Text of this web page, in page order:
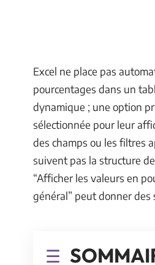
Excel ne place pas
pourcentages dans un
dynamique ; une option
sélectionnée pour leur
des champs ou les filtres
suivent pas la structure
“Afficher les valeurs en
général” peut donner des